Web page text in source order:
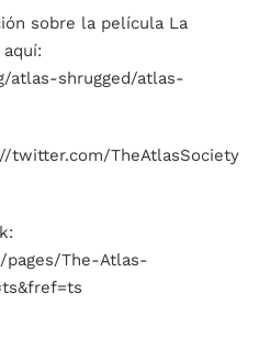
sobre la película La
atlas-shrugged/atlas-
twitter.com/TheAtlasSociety
pages/The-Atlas-